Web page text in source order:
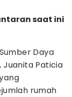
saat ini
Daya
Juanita Paticia
rumah